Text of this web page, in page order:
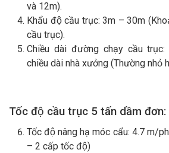
và 12m).
Khẩu độ cầu trục: 3m – 30m
cầu trục).
Chiều dài đường chạy cầu trục:
chiều dài nhà xưởng (Thường nhỏ
Tốc độ cầu trục 5 tấn dầm đơn:
Tốc độ nâng hạ móc cẩu: 4.7 m/
– 2 cấp tốc độ)